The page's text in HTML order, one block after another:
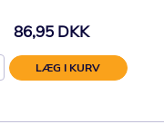
86,95 DKK
LÆG I KURV